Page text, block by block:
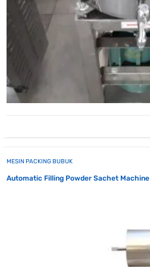
MESIN PACKING BUBUK
Automatic Filling Powder Sachet Machine